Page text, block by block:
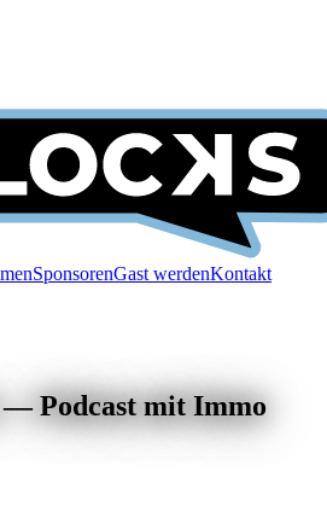
SponsorenGast werdenKontakt
— Podcast mit Immo